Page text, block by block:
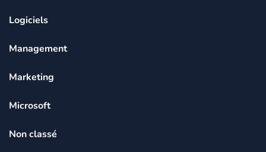
Logiciels
Management
Marketing
Microsoft
Non classé